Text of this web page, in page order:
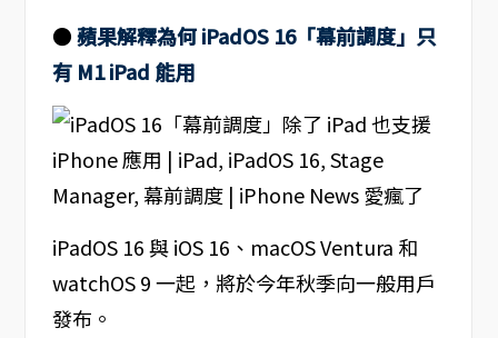
●蘋果解釋為何 iPadOS 16「幕前調度」只
有 M1 iPad 能用
iPadOS 16 與 iOS 16、macOS Ventura 和
watchOS 9 一起，將於今年秋季向一般用戶
發布。